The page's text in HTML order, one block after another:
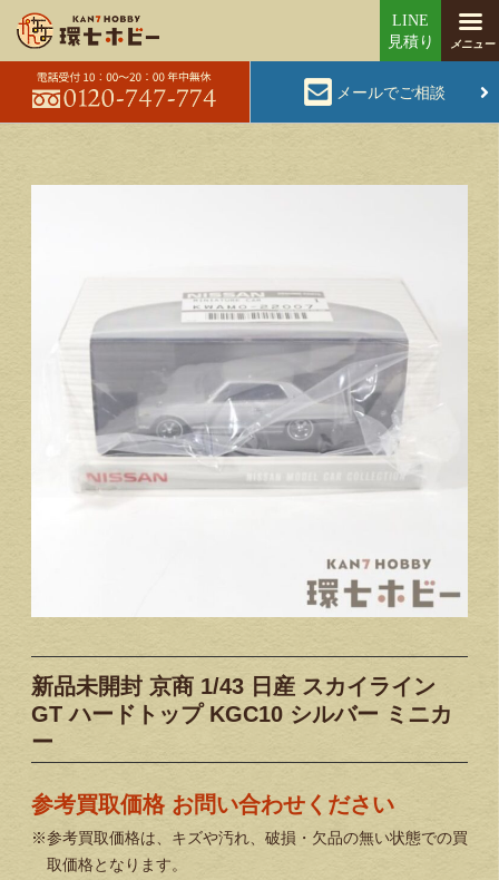
メールでご相談
新品未開封 京商 1/43 日産 スカイライン
GT ハードトップ KGC10 シルバー ミニカ
ー
参考買取価格 お問い合わせください
※参考買取価格は、キズや汚れ、破損・欠品の無い状態での買
取価格となります。